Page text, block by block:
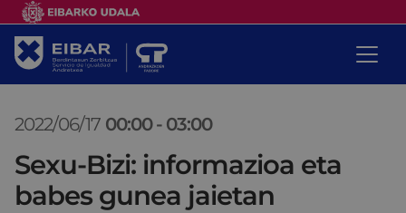
2022/06/17 00:00 - 03:00
Sexu-Bizi: informazioa eta
babes gunea jaietan